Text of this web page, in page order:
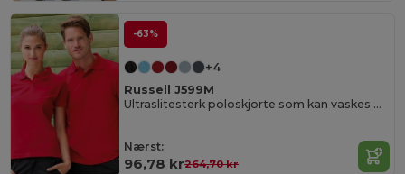
-63%
+4
Russell J599M
Ultraslitesterk poloskjorte som kan vaskes på 60 ° C
Nærst:
96,78 kr264,70 kr